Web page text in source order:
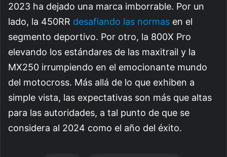
2023 ha dejado una marca imborrable. Por un
lado, la 450RR desafiando las normas en el
segmento deportivo. Por otro, la 800X Pro
elevando los estándares de las maxitrail y la
MX250 irrumpiendo en el emocionante mundo
del motocross. Más allá de lo que exhiben a
simple vista, las expectativas son más que altas
para las autoridades, a tal punto de que se
considera al 2024 como el año del éxito.